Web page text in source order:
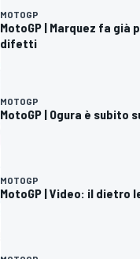
MOTOGP
MotoGP | Marquez fa
difetti
MOTOGP
MotoGP | Ogura è subito
MOTOGP
MotoGP | Video: il dietro